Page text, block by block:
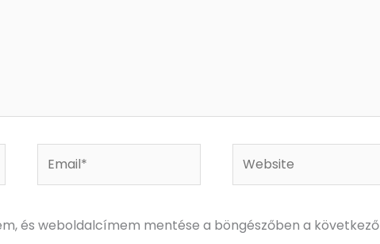
és weboldalcímem mentése a böngészőben a következő